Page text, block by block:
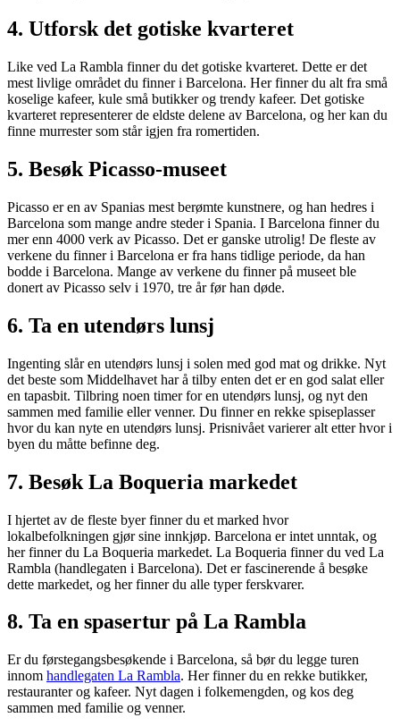
4. Utforsk det gotiske kvarteret
Like ved La Rambla finner du det gotiske kvarteret. Dette er det
mest livlige området du finner i Barcelona. Her finner du alt fra små
koselige kafeer, kule små butikker og trendy kafeer. Det gotiske
kvarteret representerer de eldste delene av Barcelona, og her kan du
finne murrester som står igjen fra romertiden.
5. Besøk Picasso-museet
Picasso er en av Spanias mest berømte kunstnere, og han hedres i
Barcelona som mange andre steder i Spania. I Barcelona finner du
mer enn 4000 verk av Picasso. Det er ganske utrolig! De fleste av
verkene du finner i Barcelona er fra hans tidlige periode, da han
bodde i Barcelona. Mange av verkene du finner på museet ble
donert av Picasso selv i 1970, tre år før han døde.
6. Ta en utendørs lunsj
Ingenting slår en utendørs lunsj i solen med god mat og drikke. Nyt
det beste som Middelhavet har å tilby enten det er en god salat eller
en tapasbit. Tilbring noen timer for en utendørs lunsj, og nyt den
sammen med familie eller venner. Du finner en rekke spiseplasser
hvor du kan nyte en utendørs lunsj. Prisnivået varierer alt etter hvor i
byen du måtte befinne deg.
7. Besøk La Boqueria markedet
I hjertet av de fleste byer finner du et marked hvor
lokalbefolkningen gjør sine innkjøp. Barcelona er intet unntak, og
her finner du La Boqueria markedet. La Boqueria finner du ved La
Rambla (handlegaten i Barcelona). Det er fascinerende å besøke
dette markedet, og her finner du alle typer ferskvarer.
8. Ta en spasertur på La Rambla
Er du førstegangsbesøkende i Barcelona, så bør du legge turen
innom handlegaten La Rambla. Her finner du en rekke butikker,
restauranter og kafeer. Nyt dagen i folkemengden, og kos deg
sammen med familie og venner.